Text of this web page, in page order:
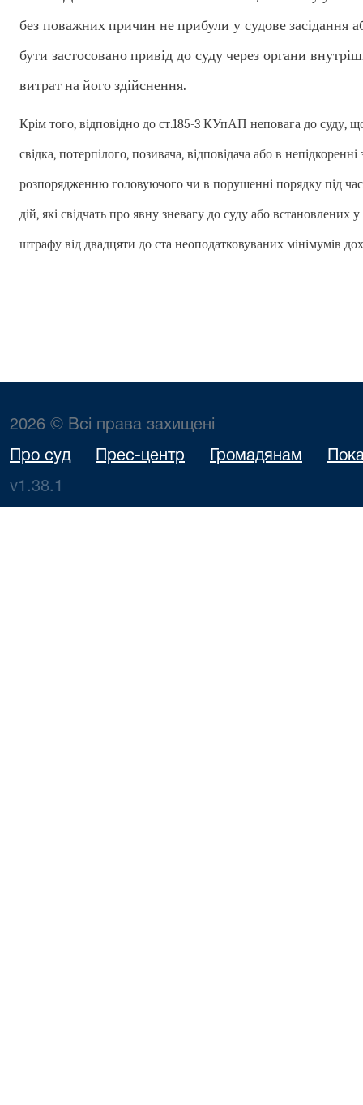
без поважних причин не прибули у судове засідання
бути застосовано привід до суду через органи
витрат на його здійснення.
Крім того, відповідно до ст.185-3 КУпАП неповага до суду,
свідка, потерпілого, позивача, відповідача або в
розпорядженню головуючого чи в порушенні порядку під
дій, які свідчать про явну зневагу до суду або встановлених
штрафу від двадцяти до ста неоподатковуваних мінімумів
2026 © Всі права захищені
Про суд Прес-центр Громадянам
v1.38.1